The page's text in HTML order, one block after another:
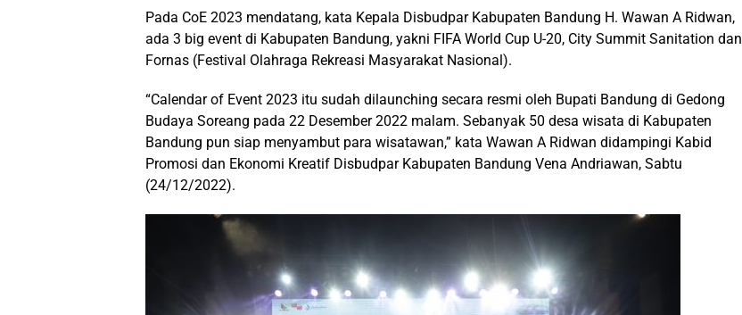
Pada CoE 2023 mendatang, kata Kepala Disbudpar Kabupaten Bandung H. Wawan A Ridwan,
ada 3 big event di Kabupaten Bandung, yakni FIFA World Cup U-20, City Summit Sanitation dan
Fornas (Festival Olahraga Rekreasi Masyarakat Nasional).
“Calendar of Event 2023 itu sudah dilaunching secara resmi oleh Bupati Bandung di Gedong
Budaya Soreang pada 22 Desember 2022 malam. Sebanyak 50 desa wisata di Kabupaten
Bandung pun siap menyambut para wisatawan,” kata Wawan A Ridwan didampingi Kabid
Promosi dan Ekonomi Kreatif Disbudpar Kabupaten Bandung Vena Andriawan, Sabtu
(24/12/2022).